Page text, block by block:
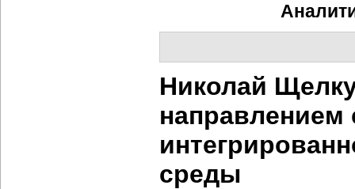
Николай
направлением
среды